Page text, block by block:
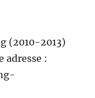
(2010-2013)
adresse :